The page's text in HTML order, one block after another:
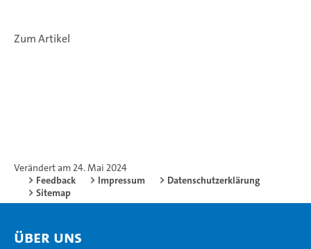
Zum Artikel
Verändert am 24. Mai 2024
Feedback
Impressum
Datenschutzerklärung
Sitemap
Über Uns